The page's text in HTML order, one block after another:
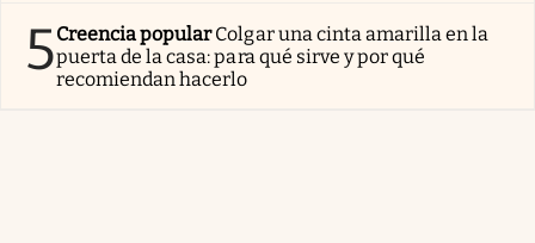
5Creencia popularColgar una cinta amarilla en la
puerta de la casa: para qué sirve y por qué
recomiendan hacerlo